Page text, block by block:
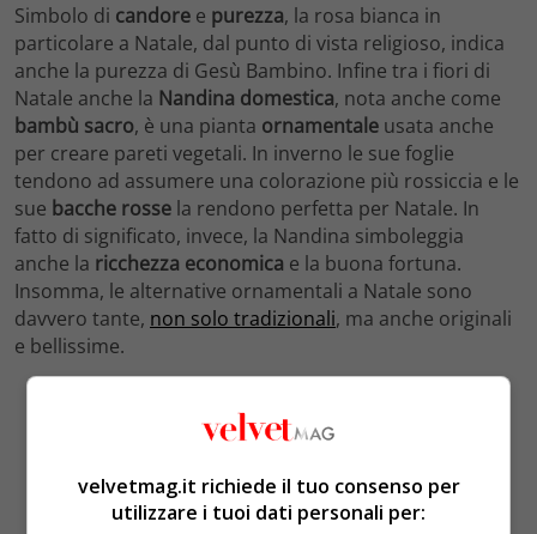
Simbolo di candore e purezza, la rosa bianca in
particolare a Natale, dal punto di vista religioso, indica
anche la purezza di Gesù Bambino. Infine tra i fiori di
Natale anche la Nandina domestica, nota anche come
bambù sacro, è una pianta ornamentale usata anche
per creare pareti vegetali. In inverno le sue foglie
tendono ad assumere una colorazione più rossiccia e le
sue bacche rosse la rendono perfetta per Natale. In
fatto di significato, invece, la Nandina simboleggia
anche la ricchezza economica e la buona fortuna.
Insomma, le alternative ornamentali a Natale sono
davvero tante, non solo tradizionali, ma anche originali
e bellissime.
velvetmag.it richiede il tuo consenso per
utilizzare i tuoi dati personali per: